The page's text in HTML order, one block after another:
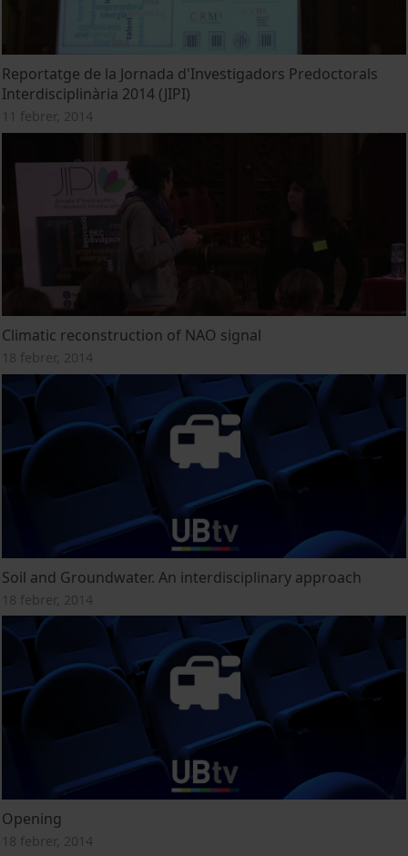
Reportatge de la Jornada d'Investigadors Predoctorals
Interdisciplinària 2014 (JIPI)
11 febrer, 2014
Climatic reconstruction of NAO signal
18 febrer, 2014
Soil and Groundwater. An interdisciplinary approach
18 febrer, 2014
Opening
18 febrer, 2014